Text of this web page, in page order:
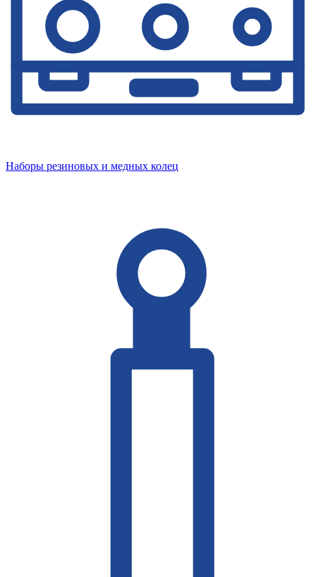
Наборы резиновых и медных колец